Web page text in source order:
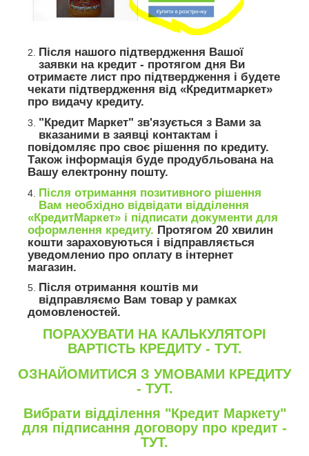
Після нашого підтвердження Вашої
заявки на кредит - протягом дня Ви
отримаєте лист про підтвердження і будете
чекати підтвердження від «Кредитмаркет»
про видачу кредиту.
"Кредит Маркет" зв'язується з Вами за
вказаними в заявці контактам і
повідомляє про своє рішення по кредиту.
Також інформація буде продубльована на
Вашу електронну пошту.
Після отримання позитивного рішення
Вам необхідно відвідати відділення
«КредитМаркет» і підписати документи для
оформлення кредиту. Протягом 20 хвилин
кошти зараховуються і відправляється
уведомленио про оплату в інтернет
магазин.
Після отримання коштів ми
відправляємо Вам товар у рамках
домовленостей.
ПОРАХУВАТИ НА КАЛЬКУЛЯТОРІ
ВАРТІСТЬ КРЕДИТУ - ТУТ.
ОЗНАЙОМИТИСЯ З УМОВАМИ КРЕДИТУ
- ТУТ.
Вибрати відділення "Кредит Маркету"
для підписання договору про кредит -
ТУТ.